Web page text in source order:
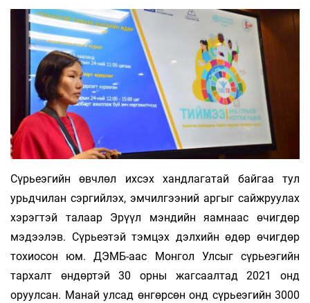
Сүрьеэгийн өвчлөл ихсэх хандлагатай байгаа тул
урьдчилан сэргийлэх, эмчилгээний аргыг сайжруулах
хэрэгтэй талаар Эрүүл мэндийн яамнаас өчигдөр
мэдээлэв. Сүрьеэтэй тэмцэх дэлхийн өдөр өчигдөр
тохиосон юм. ДЭМБ-аас Монгол Улсыг сүрьеэгийн
тархалт өндөртэй 30 орны жагсаалтад 2021 онд
оруулсан. Манай улсад өнгөрсөн онд сүрьеэгийн 3000